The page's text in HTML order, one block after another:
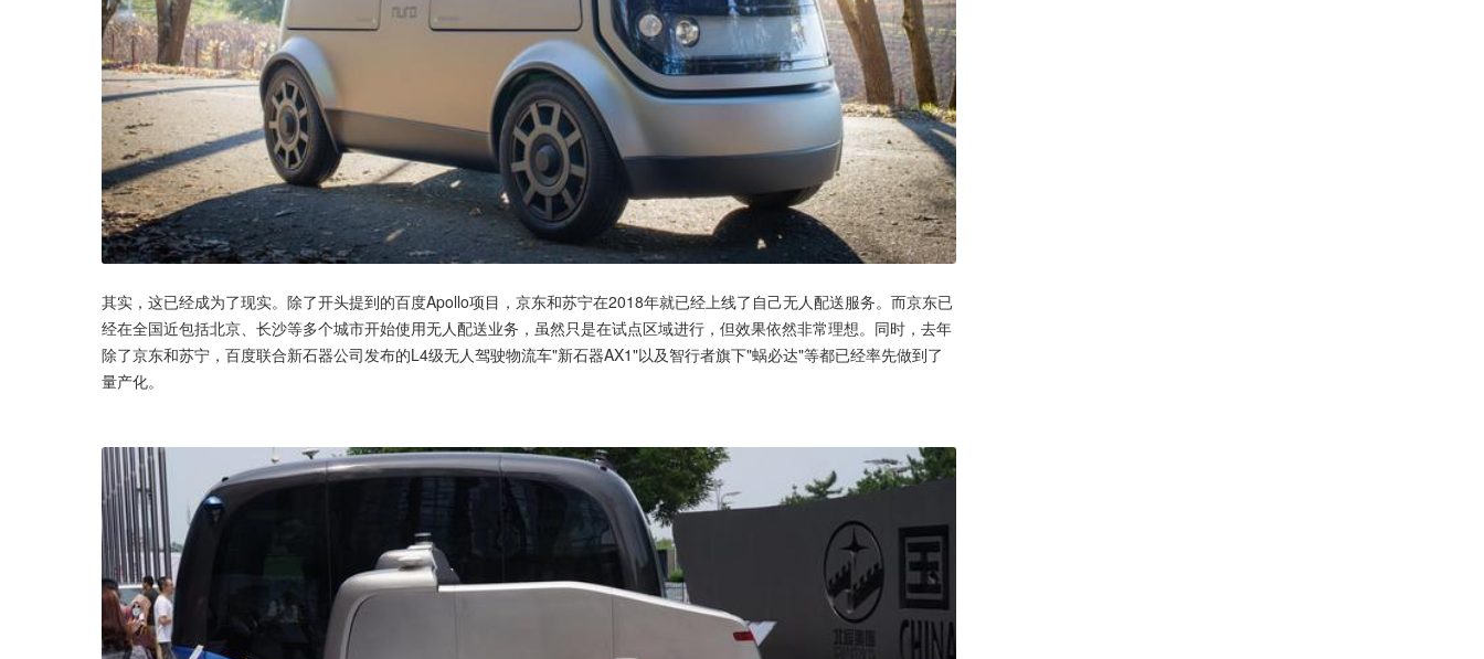
其实，这已经成为了现实。除了开头提到的百度Apollo项目，京东和苏宁在2018年就已经上线了自己无人配送服务。而京东已
经在全国近包括北京、长沙等多个城市开始使用无人配送业务，虽然只是在试点区域进行，但效果依然非常理想。同时，去年
除了京东和苏宁，百度联合新石器公司发布的L4级无人驾驶物流车"新石器AX1"以及智行者旗下"蜗必达"等都已经率先做到了
量产化。